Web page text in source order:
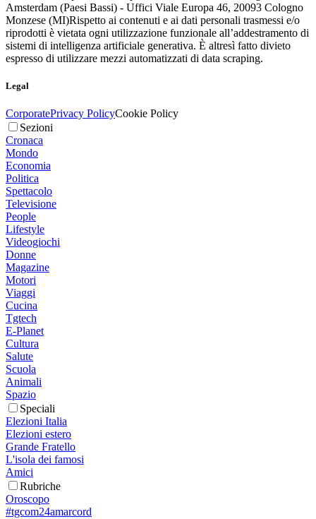
Amsterdam (Paesi Bassi) - Uffici Viale Europa 46, 20093 Cologno
Monzese (MI)Rispetto ai contenuti e ai dati personali trasmessi e/o
riprodotti è vietata ogni utilizzazione funzionale all’addestramento di
sistemi di intelligenza artificiale generativa. È altresì fatto divieto
espresso di utilizzare mezzi automatizzati di data scraping.
Legal
CorporatePrivacy PolicyCookie Policy
Sezioni
Cronaca
Mondo
Economia
Politica
Spettacolo
Televisione
People
Lifestyle
Videogiochi
Donne
Magazine
Motori
Viaggi
Cucina
Tgtech
E-Planet
Cultura
Salute
Scuola
Animali
Spazio
Speciali
Elezioni Italia
Elezioni estero
Grande Fratello
L'isola dei famosi
Amici
Rubriche
Oroscopo
#tgcom24amarcord